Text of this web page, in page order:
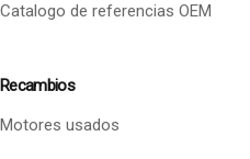
Catalogo de referencias OEM
Recambios
Motores usados